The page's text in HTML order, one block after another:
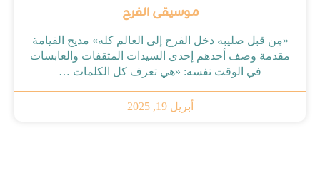
موسيقى الفرح
«مِن قبل صليبه دخل الفرح إلى العالم كله» مديح القيامة
مقدمة وصف أحدهم إحدى السيدات المثقفات والعابسات
في الوقت نفسه: «هي تعرف كل الكلمات …
أبريل 19, 2025